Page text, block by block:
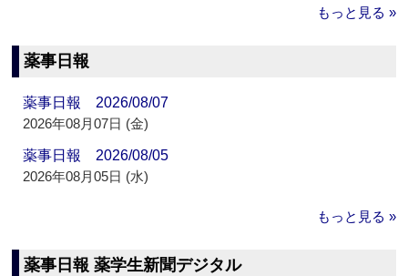
もっと見る »
薬事日報
薬事日報 2026/08/07
2026年08月07日 (金)
薬事日報 2026/08/05
2026年08月05日 (水)
もっと見る »
薬事日報 薬学生新聞デジタル